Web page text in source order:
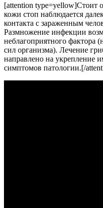
[attention type=yellow]Стоит
кожи стоп наблюдается
контакта с зараженным
Размножение инфекции
неблагоприятного фактора
сил организма). Лечение
направлено на укрепление
симптомов патологии.[/